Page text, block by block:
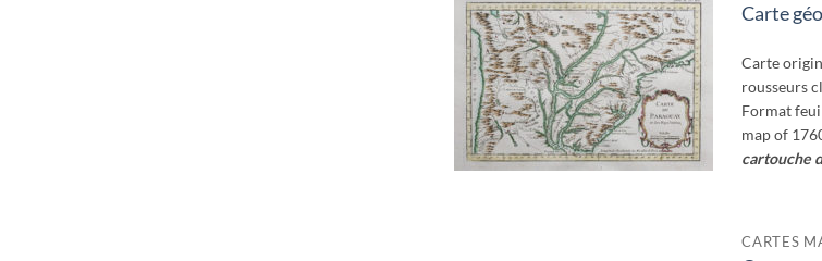
Ajouter
à la
wishlist
Carte
Carte
rousseurs
Format
map of
cartouche
CARTES